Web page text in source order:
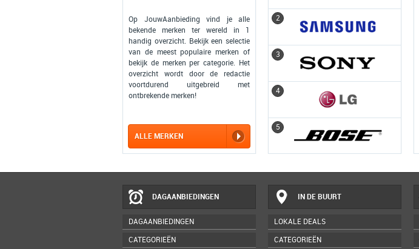
Op JouwAanbieding vind je alle
bekende merken ter wereld in 1
handig overzicht. Bekijk een selectie
van de meest populaire merken of
bekijk de merken per categorie. Het
overzicht wordt door de redactie
voortdurend uitgebreid met
ontbrekende merken!
ALLE MERKEN
2
3
4
5
DAGAANBIEDINGEN
DAGAANBIEDINGEN
CATEGORIEËN
IN DE BUURT
LOKALE DEALS
CATEGORIEËN